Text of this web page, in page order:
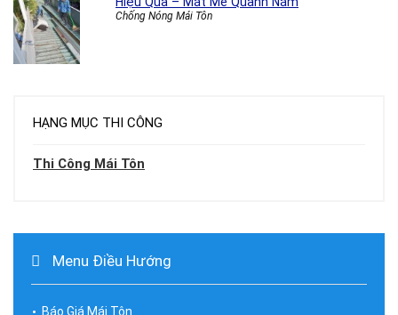
Chống Nóng Mái Tôn
HẠNG MỤC THI CÔNG
Thi Công Mái Tôn
Menu Điều Hướng
Báo Giá Mái Tôn